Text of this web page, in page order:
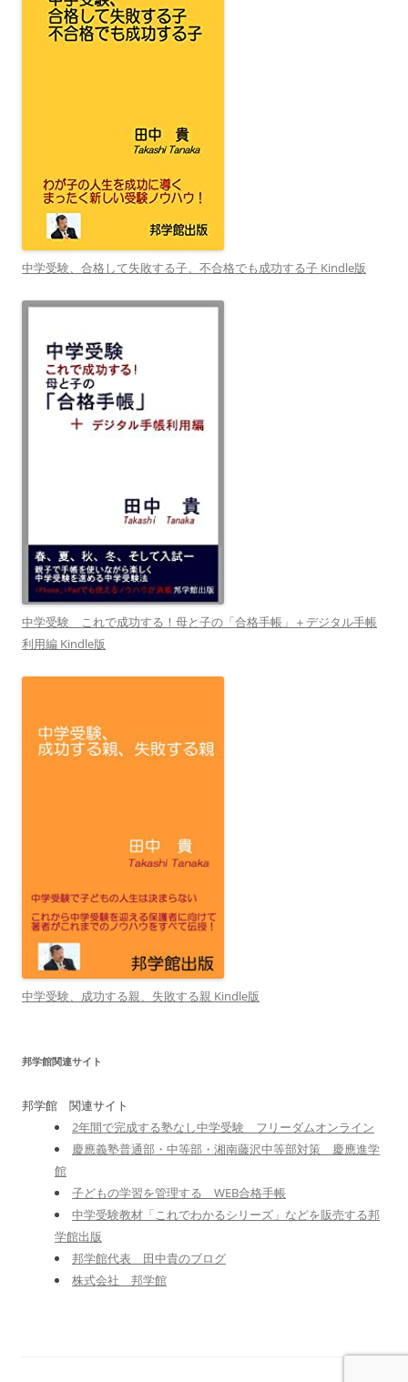
中学受験、合格して失敗する子、不合格でも成功する子 Kindle版
中学受験 これで成功する！母と子の「合格手帳」＋デジタル手帳
利用編 Kindle版
中学受験、成功する親、失敗する親 Kindle版
邦学館関連サイト
邦学館 関連サイト
2年間で完成する塾なし中学受験 フリーダムオンライン
慶應義塾普通部・中等部・湘南藤沢中等部対策 慶應進学
館
子どもの学習を管理する WEB合格手帳
中学受験教材「これでわかるシリーズ」などを販売する邦
学館出版
邦学館代表 田中貴のブログ
株式会社 邦学館